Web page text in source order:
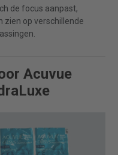
de focus aanpast,
zien op verschillende
Acuvue